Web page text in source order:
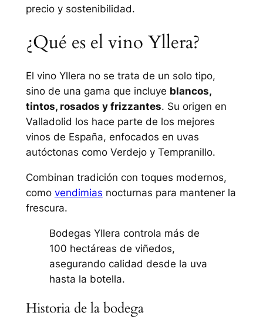
precio y sostenibilidad.
¿Qué es el vino Yllera?
El vino Yllera no se trata de un solo tipo,
sino de una gama que incluye blancos,
tintos, rosados y frizzantes. Su origen en
Valladolid los hace parte de los mejores
vinos de España, enfocados en uvas
autóctonas como Verdejo y Tempranillo.
Combinan tradición con toques modernos,
como vendimias nocturnas para mantener la
frescura.
Bodegas Yllera controla más de
100 hectáreas de viñedos,
asegurando calidad desde la uva
hasta la botella.
Historia de la bodega